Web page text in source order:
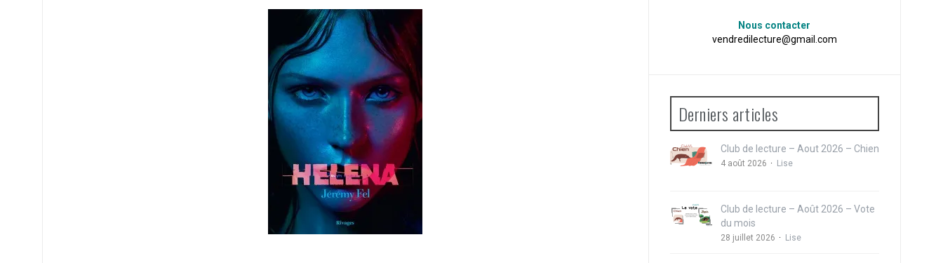
Nous contacter
vendredilecture@gmail.com
Derniers articles
Club de lecture – Aout 2026 – Chien
4 août 2026 Lise
Club de lecture – Août 2026 – Vote
du mois
28 juillet 2026 Lise